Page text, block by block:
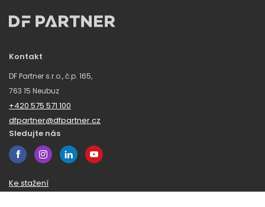
Kontakt
DF Partner s.r.o., č.p. 165,
763 15 Neubuz
+420 575 571 100
dfpartner@dfpartner.cz
Sledujte nás
Ke stažení